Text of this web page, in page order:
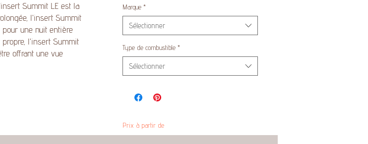
Summit LE est la
l'insert Summit
une nuit entière
l'insert Summit
offrant une vue
Marque *
Sélectionner
Type de combustible *
Sélectionner
Prix à partir de